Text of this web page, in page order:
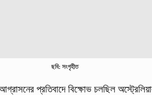
ছবি: সংগৃহীত
প্রতিবাদে বিক্ষোভ চলছিল